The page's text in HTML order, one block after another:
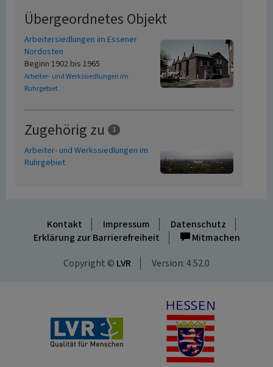
Übergeordnetes Objekt
Arbeitersiedlungen im Essener
Nordosten
Beginn 1902 bis 1965
Arbeiter- und Werkssiedlungen im
Ruhrgebiet
Zugehörig zu 1
Arbeiter- und Werkssiedlungen im
Ruhrgebiet
Kontakt Impressum
Datenschutz
Erklärung zur Barrierefreiheit
Mitmachen
Copyright © LVR Version: 4.52.0